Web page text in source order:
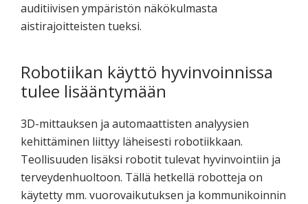
auditiivisen ympäristön näkökulmasta
aistirajoitteisten tueksi.
Robotiikan käyttö hyvinvoinnissa
tulee lisääntymään
3D-mittauksen ja automaattisten analyysien
kehittäminen liittyy läheisesti robotiikkaan.
Teollisuuden lisäksi robotit tulevat hyvinvointiin ja
terveydenhuoltoon. Tällä hetkellä robotteja on
käytetty mm. vuorovaikutuksen ja kommunikoinnin